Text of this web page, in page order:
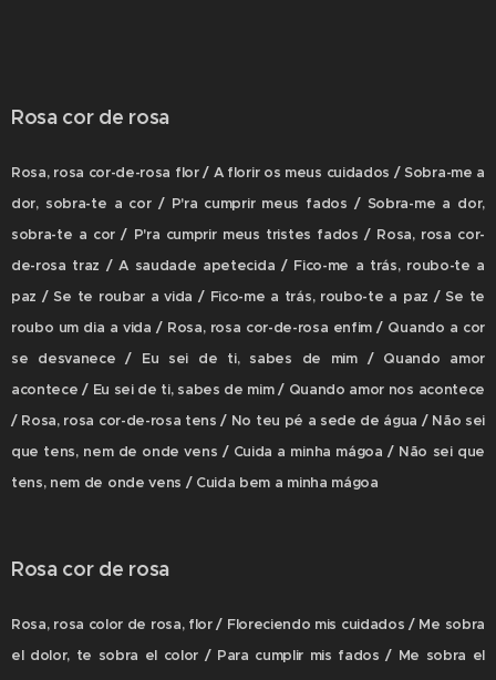
Rosa cor de rosa
Rosa, rosa cor-de-rosa flor / A florir os meus cuidados / Sobra-me a
dor, sobra-te a cor / P'ra cumprir meus fados / Sobra-me a dor,
sobra-te a cor / P'ra cumprir meus tristes fados / Rosa, rosa cor-
de-rosa traz / A saudade apetecida / Fico-me a trás, roubo-te a
paz / Se te roubar a vida / Fico-me a trás, roubo-te a paz / Se te
roubo um dia a vida / Rosa, rosa cor-de-rosa enfim / Quando a cor
se desvanece / Eu sei de ti, sabes de mim / Quando amor
acontece / Eu sei de ti, sabes de mim / Quando amor nos acontece
/ Rosa, rosa cor-de-rosa tens / No teu pé a sede de água / Não sei
que tens, nem de onde vens / Cuida a minha mágoa / Não sei que
tens, nem de onde vens / Cuida bem a minha mágoa
Rosa cor de rosa
Rosa, rosa color de rosa, flor / Floreciendo mis cuidados / Me sobra
el dolor, te sobra el color / Para cumplir mis fados / Me sobra el